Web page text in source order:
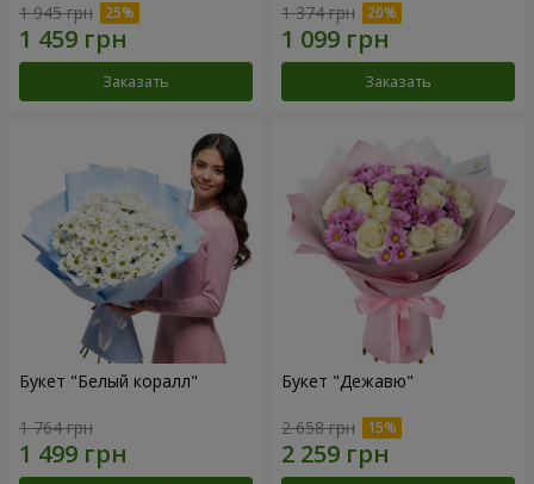
1 945 грн
Заказать
1 374 грн
Заказать
Букет "Белый коралл"
1 764 грн
Букет "Дежавю"
2 658 грн